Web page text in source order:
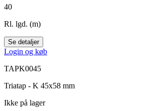
40
Rl. lgd. (m)
Se detaljer
Login og køb
TAPK0045
Triatap - K 45x58 mm
Ikke på lager